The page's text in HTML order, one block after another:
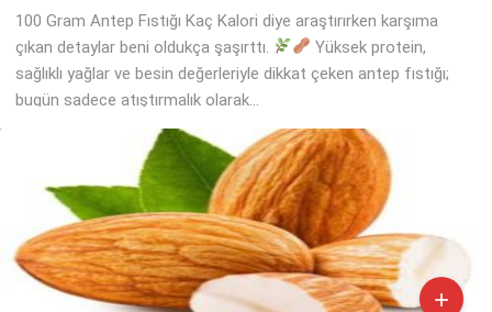
100 Gram Antep Fıstığı Kaç Kalori diye araştırırken karşıma
çıkan detaylar beni oldukça şaşırttı.
Yüksek protein,
sağlıklı yağlar ve besin değerleriyle dikkat çeken antep fıstığı;
bugün sadece atıştırmalık olarak...
